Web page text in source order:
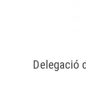
Delegació